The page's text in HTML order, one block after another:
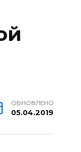
ОБНОВЛЕНО
05.04.2019